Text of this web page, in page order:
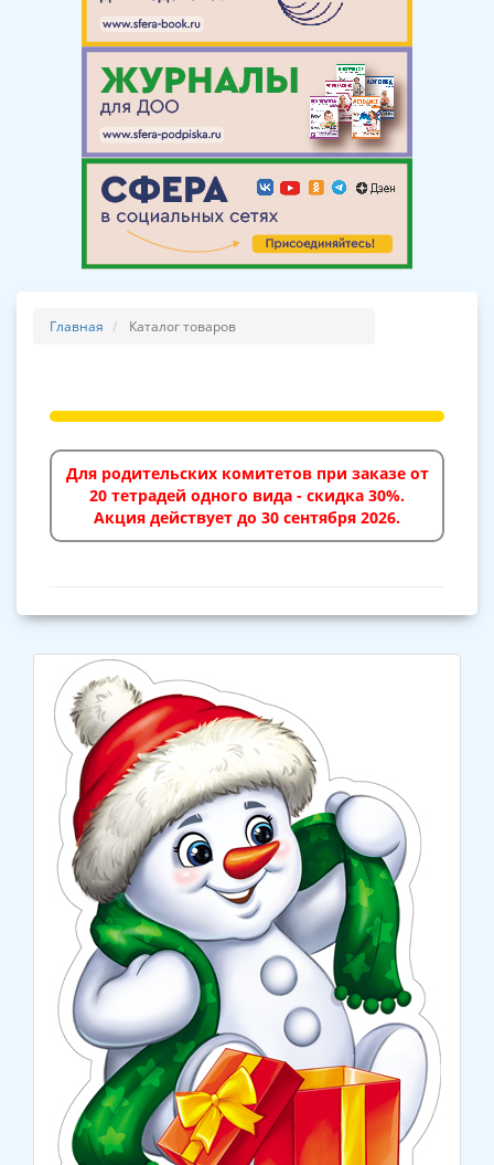
Главная Каталог товаров
Для родительских комитетов при заказе от
20 тетрадей одного вида - скидка 30%.
Акция действует до 30 сентября 2026.